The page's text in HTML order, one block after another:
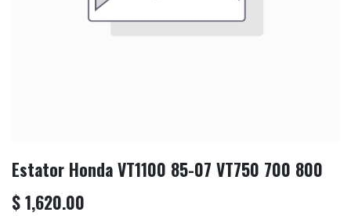
Estator Honda VT1100 85-07 VT750 700 800
$1,620.00